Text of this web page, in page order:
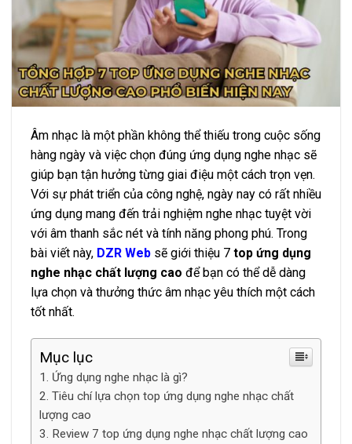
Âm nhạc là một phần không thể thiếu trong cuộc sống
hàng ngày và việc chọn đúng ứng dụng nghe nhạc sẽ
giúp bạn tận hưởng từng giai điệu một cách trọn vẹn.
Với sự phát triển của công nghệ, ngày nay có rất nhiều
ứng dụng mang đến trải nghiệm nghe nhạc tuyệt vời
với âm thanh sắc nét và tính năng phong phú. Trong
bài viết này, DZR Web sẽ giới thiệu 7 top ứng dụng
nghe nhạc chất lượng cao để bạn có thể dễ dàng
lựa chọn và thưởng thức âm nhạc yêu thích một cách
tốt nhất.
Mục lục
Ứng dụng nghe nhạc là gì?
Tiêu chí lựa chọn top ứng dụng nghe nhạc chất
lượng cao
Review 7 top ứng dụng nghe nhạc chất lượng cao